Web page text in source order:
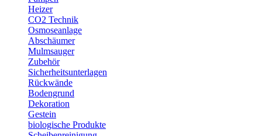
Heizer
CO2 Technik
Osmoseanlage
Abschäumer
Mulmsauger
Zubehör
Sicherheitsunterlagen
Rückwände
Bodengrund
Dekoration
Gestein
biologische Produkte